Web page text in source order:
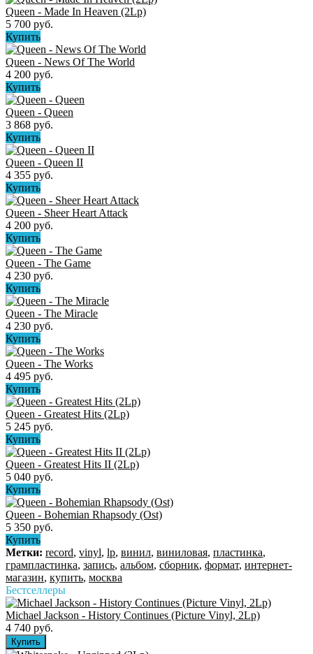
Queen - Made In Heaven (2Lp)
5 700 руб.
Купить
Queen - News Of The World
4 200 руб.
Купить
Queen - Queen
3 868 руб.
Купить
Queen - Queen II
4 355 руб.
Купить
Queen - Sheer Heart Attack
4 200 руб.
Купить
Queen - The Game
4 230 руб.
Купить
Queen - The Miracle
4 230 руб.
Купить
Queen - The Works
4 495 руб.
Купить
Queen ‎- Greatest Hits (2Lp)
5 245 руб.
Купить
Queen ‎- Greatest Hits II (2Lp)
5 040 руб.
Купить
Queen - Bohemian Rhapsody (Ost)
5 350 руб.
Купить
Метки: record, vinyl, lp, винил, виниловая, пластинка,
грампластинка, запись, альбом, сборник, формат, интернет-
магазин, купить, москва
Бестселлеры
Michael Jackson - History Continues (Picture Vinyl, 2Lp)
4 740 руб.